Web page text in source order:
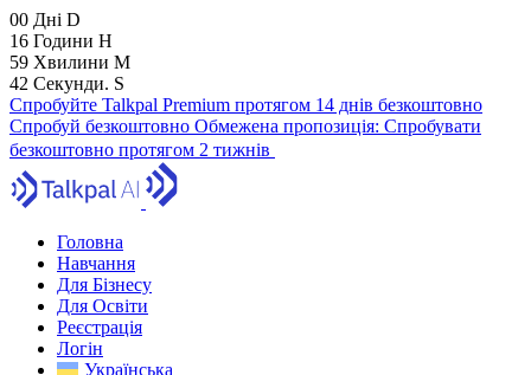
00 Дні D
16 Години H
59 Хвилини M
41 Секунди. S
Спробуйте Talkpal Premium протягом 14 днів безкоштовно
Спробуй безкоштовно Обмежена пропозиція: Спробувати
безкоштовно протягом 2 тижнів
Головна
Навчання
Для Бізнесу
Для Освіти
Реєстрація
Логін
Українська